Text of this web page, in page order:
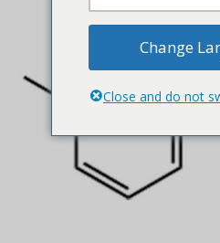
Change
Close and do not